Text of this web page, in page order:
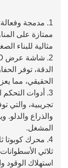
ممتازة على
مثالية للبناء
الدقة، توفر
الحقيقي، مما
3. أدوات التحكم
تجريبية، والتي
والذراع والدلو.
المشغل.
4. محرك كوبوتا
ثلاثي
استهلاك الوقود